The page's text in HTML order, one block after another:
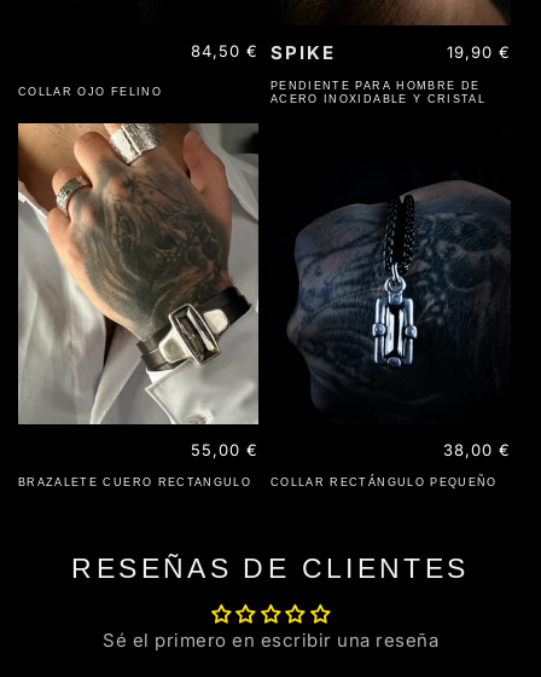
COLLAR OJO FELINO
Precio
habitual
84,50 €
PENDIENTE PARA HOMBRE DE
ACERO INOXIDABLE Y CRISTAL
SPIKE
Precio
habitual
19,90 €
BRAZALETE CUERO RECTANGULO
Precio
habitual
55,00 €
COLLAR RECTÁNGULO PEQUEÑO
Precio
habitual
38,00 €
RESEÑAS DE CLIENTES
Sé el primero en escribir una reseña